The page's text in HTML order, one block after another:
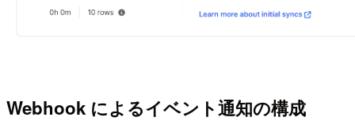
Webhook によるイベント通知の構成